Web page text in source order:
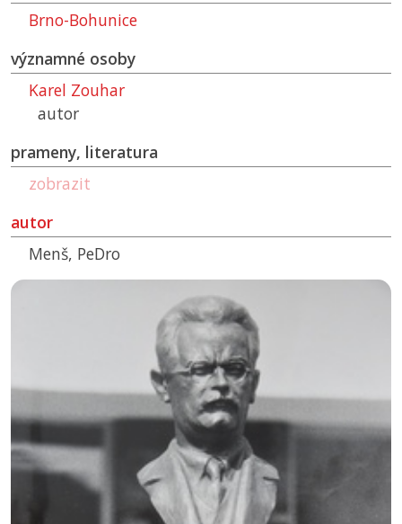
Brno-Bohunice
významné osoby
Karel Zouhar
autor
prameny, literatura
zobrazit
autor
Menš, PeDro